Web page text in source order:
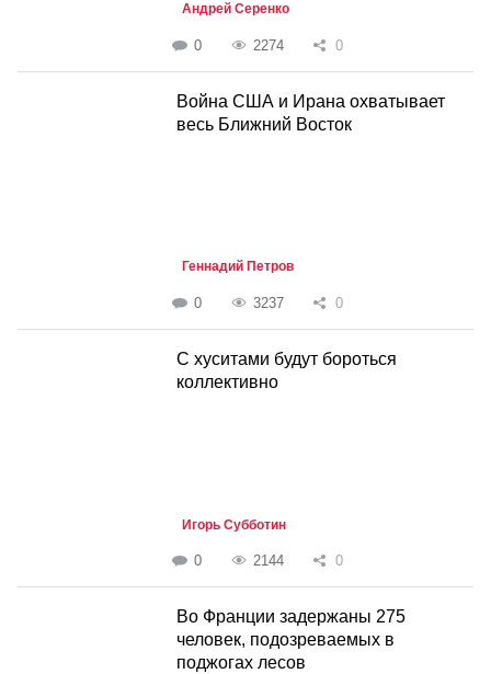
Андрей Серенко
0 2274 0
Война США и Ирана охватывает
весь Ближний Восток
Геннадий Петров
0 3237 0
С хуситами будут бороться
коллективно
Игорь Субботин
0 2144 0
Во Франции задержаны 275
человек, подозреваемых в
поджогах лесов